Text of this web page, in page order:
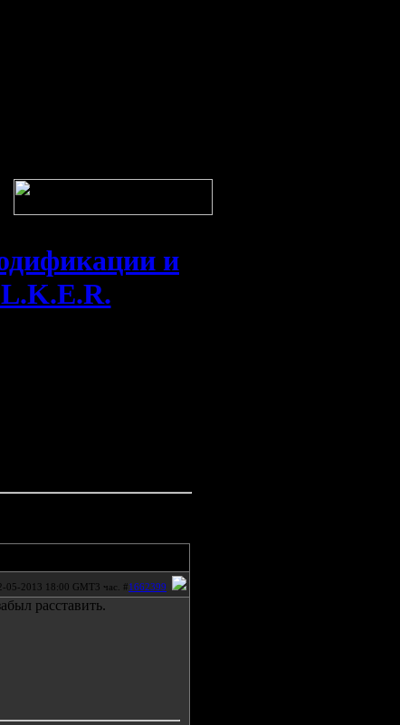
и
05-2013 18:00 GMT3 час. #1662399
расставить.